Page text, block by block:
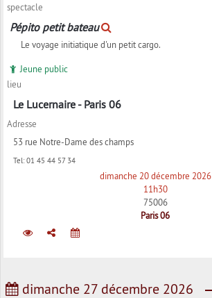
spectacle
Pépito petit bateau
Le voyage initiatique d'un petit cargo.
Jeune public
lieu
Le Lucernaire - Paris 06
Adresse
53 rue Notre-Dame des champs
Tel: 01 45 44 57 34
dimanche 20 décembre 2026
11h30
75006
Paris 06
dimanche 27 décembre 2026